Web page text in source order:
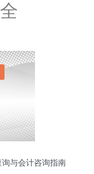
与会计咨询指南